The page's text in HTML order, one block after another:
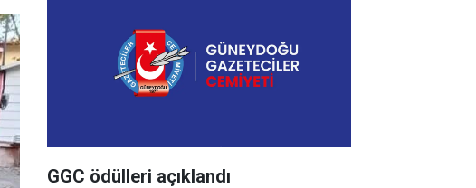
GGC ödülleri açıklandı